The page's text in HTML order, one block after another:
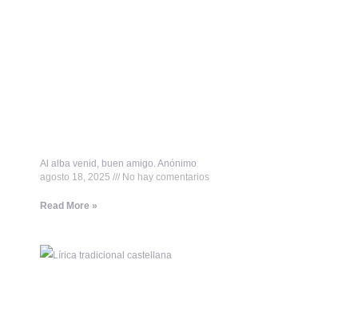
Al alba venid, buen amigo. Anónimo
agosto 18, 2025
No hay comentarios
Read More »